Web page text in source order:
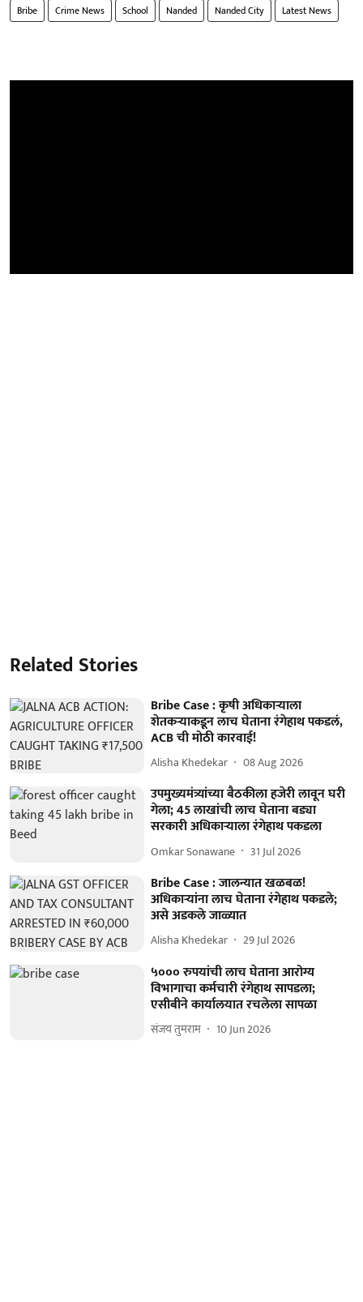
Bribe Crime News School Nanded Nanded City Latest News
Related Stories
Bribe Case : कृषी अधिकाऱ्याला
शेतकऱ्याकडून लाच घेताना रंगेहाथ पकडलं,
ACB ची मोठी कारवाई!
Alisha Khedekar 08 Aug 2026
उपमुख्यमंत्र्यांच्या बैठकीला हजेरी लावून घरी
गेला; 45 लाखांची लाच घेताना बड्या
सरकारी अधिकाऱ्याला रंगेहाथ पकडला
Omkar Sonawane 31 Jul 2026
Bribe Case : जालन्यात खळबळ!
अधिकाऱ्यांना लाच घेताना रंगेहाथ पकडले;
असे अडकले जाळ्यात
Alisha Khedekar 29 Jul 2026
५००० रुपयांची लाच घेताना आरोग्य
विभागाचा कर्मचारी रंगेहाथ सापडला;
एसीबीने कार्यालयात रचलेला सापळा
संजय तुमराम 10 Jun 2026